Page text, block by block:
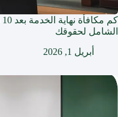
الشامل لحقوقك
أبريل 1, 2026